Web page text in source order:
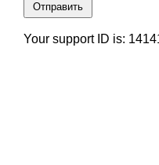
Отправить
Your support ID is: